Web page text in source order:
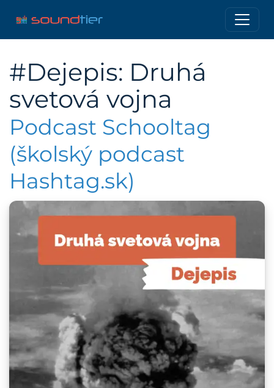
#Dejepis: Druhá
svetová vojna
Podcast Schooltag
(školský podcast
Hashtag.sk)